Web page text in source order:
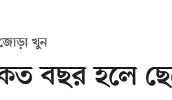
খুন
বছর হলে